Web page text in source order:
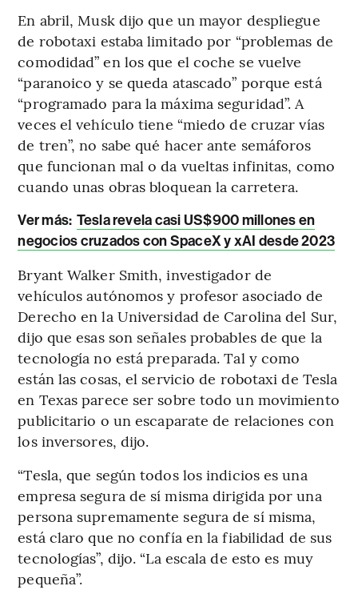
En abril, Musk dijo que un mayor despliegue
de robotaxi estaba limitado por “problemas de
comodidad” en los que el coche se vuelve
“paranoico y se queda atascado” porque está
“programado para la máxima seguridad”. A
veces el vehículo tiene “miedo de cruzar vías
de tren”, no sabe qué hacer ante semáforos
que funcionan mal o da vueltas infinitas, como
cuando unas obras bloquean la carretera.
Ver más: Tesla revela casi US$900 millones en
negocios cruzados con SpaceX y xAI desde 2023
Bryant Walker Smith, investigador de
vehículos autónomos y profesor asociado de
Derecho en la Universidad de Carolina del Sur,
dijo que esas son señales probables de que la
tecnología no está preparada. Tal y como
están las cosas, el servicio de robotaxi de Tesla
en Texas parece ser sobre todo un movimiento
publicitario o un escaparate de relaciones con
los inversores, dijo.
“Tesla, que según todos los indicios es una
empresa segura de sí misma dirigida por una
persona supremamente segura de sí misma,
está claro que no confía en la fiabilidad de sus
tecnologías”, dijo. “La escala de esto es muy
pequeña”.